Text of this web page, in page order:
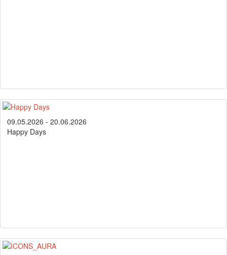
09.05.2026 - 20.06.2026
Happy Days